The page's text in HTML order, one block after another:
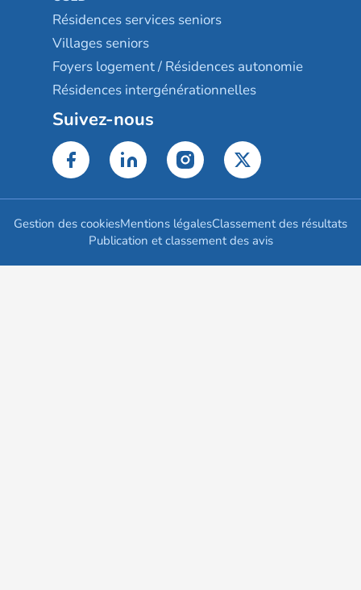
Résidences services seniors
Villages seniors
Foyers logement / Résidences autonomie
Résidences intergénérationnelles
Suivez-nous
Gestion des cookiesMentions légalesClassement des résultats
Publication et classement des avis